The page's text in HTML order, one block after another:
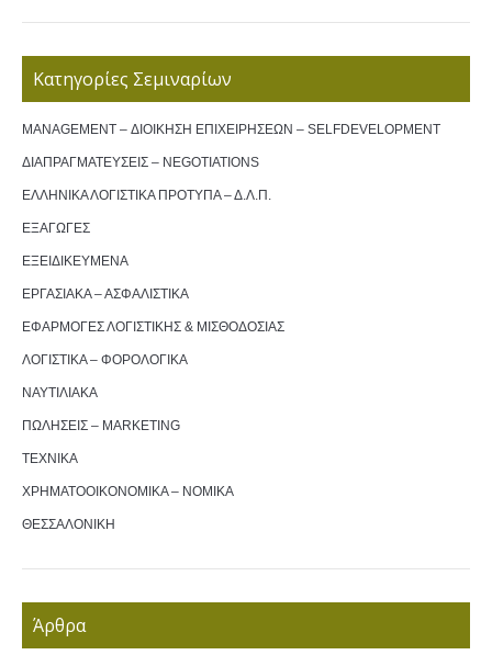
Κατηγορίες Σεμιναρίων
MANAGEMENT – ΔΙΟΙΚΗΣΗ ΕΠΙΧΕΙΡΗΣΕΩΝ – SELFDEVELOPMENT
ΔΙΑΠΡΑΓΜΑΤΕΥΣΕΙΣ – NEGOTIATIONS
ΕΛΛΗΝΙΚΑ ΛΟΓΙΣΤΙΚΑ ΠΡΟΤΥΠΑ – Δ.Λ.Π.
ΕΞΑΓΩΓΕΣ
ΕΞΕΙΔΙΚΕΥΜΕΝΑ
ΕΡΓΑΣΙΑΚΑ – ΑΣΦΑΛΙΣΤΙΚΑ
ΕΦΑΡΜΟΓΕΣ ΛΟΓΙΣΤΙΚΗΣ & ΜΙΣΘΟΔΟΣΙΑΣ
ΛΟΓΙΣΤΙΚΑ – ΦΟΡΟΛΟΓΙΚΑ
ΝΑΥΤΙΛΙΑΚΑ
ΠΩΛΗΣΕΙΣ – MARKETING
ΤΕΧΝΙΚΑ
ΧΡΗΜΑΤΟΟΙΚΟΝΟΜΙΚΑ – ΝΟΜΙΚΑ
ΘΕΣΣΑΛΟΝΙΚΗ
Άρθρα